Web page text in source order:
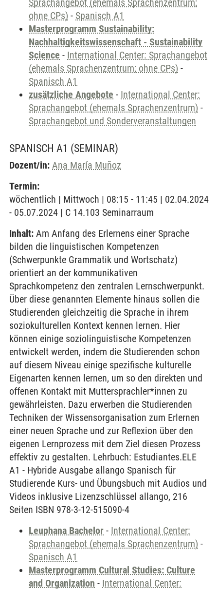
Sprachangebot (ehemals Sprachenzentrum;
ohne CPs) - Spanisch A1
Masterprogramm Sustainability:
Nachhaltigkeitswissenschaft - Sustainability
Science - International Center: Sprachangebot
(ehemals Sprachenzentrum; ohne CPs) -
Spanisch A1
zusätzliche Angebote - International Center:
Sprachangebot (ehemals Sprachenzentrum) -
Sprachangebot und Sonderveranstaltungen
SPANISCH A1 (SEMINAR)
Dozent/in: Ana María Muñoz
Termin:
wöchentlich | Mittwoch | 08:15 - 11:45 | 02.04.2024
- 05.07.2024 | C 14.103 Seminarraum
Inhalt: Am Anfang des Erlernens einer Sprache
bilden die linguistischen Kompetenzen
(Schwerpunkte Grammatik und Wortschatz)
orientiert an der kommunikativen
Sprachkompetenz den zentralen Lernschwerpunkt.
Über diese genannten Elemente hinaus sollen die
Studierenden gleichzeitig die Sprache in ihrem
soziokulturellen Kontext kennen lernen. Hier
können einige soziolinguistische Kompetenzen
entwickelt werden, indem die Studierenden schon
auf diesem Niveau einige spezifische kulturelle
Eigenarten kennen lernen, um so den direkten und
offenen Kontakt mit Muttersprachler*innen zu
gewährleisten. Dazu erwerben die Studierenden
Techniken der Wissensorganisation zum Erlernen
einer neuen Sprache und zur Reflexion über den
eigenen Lernprozess mit dem Ziel diesen Prozess
effektiv zu gestalten. Lehrbuch: Estudiantes.ELE
A1 - Hybride Ausgabe allango Spanisch für
Studierende Kurs- und Übungsbuch mit Audios und
Videos inklusive Lizenzschlüssel allango, 216
Seiten ISBN 978-3-12-515090-4
Leuphana Bachelor - International Center:
Sprachangebot (ehemals Sprachenzentrum) -
Spanisch A1
Masterprogramm Cultural Studies: Culture
and Organization - International Center: